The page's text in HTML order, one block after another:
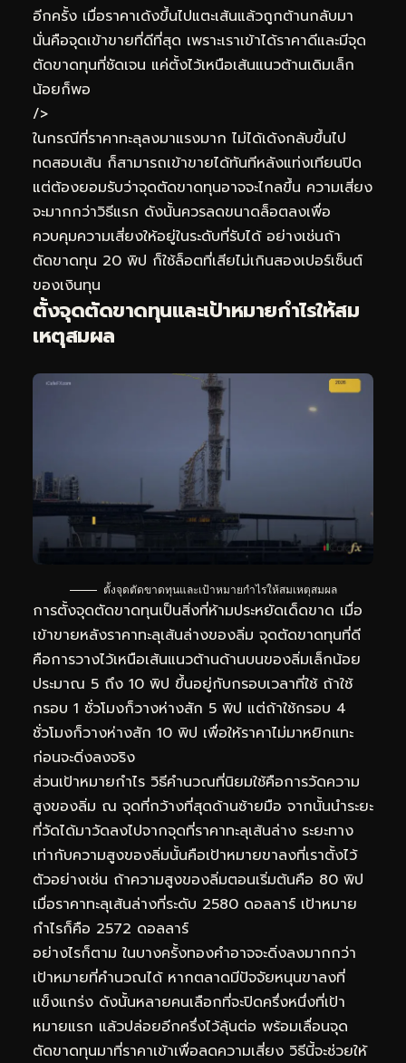
อีกครั้ง เมื่อราคาเด้งขึ้นไปแตะเส้นแล้วถูกต้านกลับมา
นั่นคือจุดเข้าขายที่ดีที่สุด เพราะเราเข้าได้ราคาดีและมีจุด
ตัดขาดทุนที่ชัดเจน แค่ตั้งไว้เหนือเส้นแนวต้านเดิมเล็ก
น้อยก็พอ
/>
ในกรณีที่ราคาทะลุลงมาแรงมาก ไม่ได้เด้งกลับขึ้นไป
ทดสอบเส้น ก็สามารถเข้าขายได้ทันทีหลังแท่งเทียนปิด
แต่ต้องยอมรับว่าจุดตัดขาดทุนอาจจะไกลขึ้น ความเสี่ยง
จะมากกว่าวิธีแรก ดังนั้นควรลดขนาดล็อตลงเพื่อ
ควบคุมความเสี่ยงให้อยู่ในระดับที่รับได้ อย่างเช่นถ้า
ตัดขาดทุน 20 พิป ก็ใช้ล็อตที่เสียไม่เกินสองเปอร์เซ็นต์
ของเงินทุน
ตั้งจุดตัดขาดทุนและเป้าหมายกำไรให้สม
เหตุสมผล
ตั้งจุดตัดขาดทุนและเป้าหมายกำไรให้สมเหตุสมผล
การตั้งจุดตัดขาดทุนเป็นสิ่งที่ห้ามประหยัดเด็ดขาด เมื่อ
เข้าขายหลังราคาทะลุเส้นล่างของลิ่ม จุดตัดขาดทุนที่ดี
คือการวางไว้เหนือเส้นแนวต้านด้านบนของลิ่มเล็กน้อย
ประมาณ 5 ถึง 10 พิป ขึ้นอยู่กับกรอบเวลาที่ใช้ ถ้าใช้
กรอบ 1 ชั่วโมงก็วางห่างสัก 5 พิป แต่ถ้าใช้กรอบ 4
ชั่วโมงก็วางห่างสัก 10 พิป เพื่อให้ราคาไม่มาหยิกแทะ
ก่อนจะดิ่งลงจริง
ส่วนเป้าหมายกำไร วิธีคำนวณที่นิยมใช้คือการวัดความ
สูงของลิ่ม ณ จุดที่กว้างที่สุดด้านซ้ายมือ จากนั้นนำระยะ
ที่วัดได้มาวัดลงไปจากจุดที่ราคาทะลุเส้นล่าง ระยะทาง
เท่ากับความสูงของลิ่มนั้นคือเป้าหมายขาลงที่เราตั้งไว้
ตัวอย่างเช่น ถ้าความสูงของลิ่มตอนเริ่มต้นคือ 80 พิป
เมื่อราคาทะลุเส้นล่างที่ระดับ 2580 ดอลลาร์ เป้าหมาย
กำไรก็คือ 2572 ดอลลาร์
อย่างไรก็ตาม ในบางครั้งทองคำอาจจะดิ่งลงมากกว่า
เป้าหมายที่คำนวณได้ หากตลาดมีปัจจัยหนุนขาลงที่
แข็งแกร่ง ดังนั้นหลายคนเลือกที่จะปิดครึ่งหนึ่งที่เป้า
หมายแรก แล้วปล่อยอีกครึ่งไว้ลุ้นต่อ พร้อมเลื่อนจุด
ตัดขาดทุนมาที่ราคาเข้าเพื่อลดความเสี่ยง วิธีนี้จะช่วยให้